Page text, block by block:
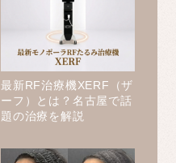
最新RF治療機XERF（ザ
ーフ）とは？名古屋で話
題の治療を解説